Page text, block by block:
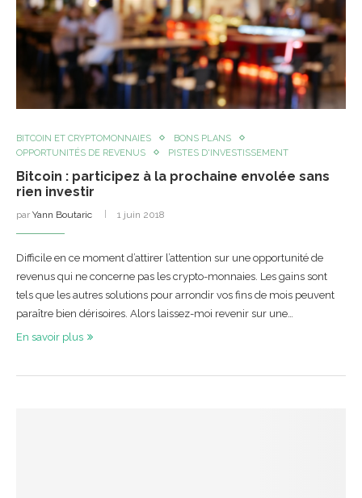
BITCOIN ET CRYPTOMONNAIES
BONS PLANS
OPPORTUNITÉS DE REVENUS
PISTES D'INVESTISSEMENT
Bitcoin : participez à la prochaine envolée sans
rien investir
par Yann Boutaric 1 juin 2018
Difficile en ce moment d’attirer l’attention sur une opportunité de
revenus qui ne concerne pas les crypto-monnaies. Les gains sont
tels que les autres solutions pour arrondir vos fins de mois peuvent
paraître bien dérisoires. Alors laissez-moi revenir sur une…
En savoir plus